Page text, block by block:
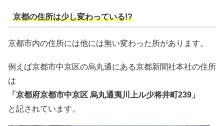
京都の住所は少し変わっている!?
京都市内の住所には他には無い変わった所があります。
例えば京都市中京区の烏丸通にある京都新聞社本社の住所
は
「京都府京都市中京区 烏丸通夷川上ル少将井町239」
と記されています。